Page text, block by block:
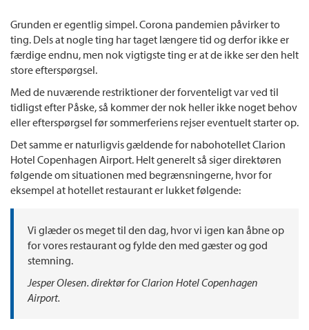
Grunden er egentlig simpel. Corona pandemien påvirker to
ting. Dels at nogle ting har taget længere tid og derfor ikke er
færdige endnu, men nok vigtigste ting er at de ikke ser den helt
store efterspørgsel.
Med de nuværende restriktioner der forventeligt var ved til
tidligst efter Påske, så kommer der nok heller ikke noget behov
eller efterspørgsel før sommerferiens rejser eventuelt starter op.
Det samme er naturligvis gældende for nabohotellet Clarion
Hotel Copenhagen Airport. Helt generelt så siger direktøren
følgende om situationen med begrænsningerne, hvor for
eksempel at hotellet restaurant er lukket følgende:
Vi glæder os meget til den dag, hvor vi igen kan åbne op
for vores restaurant og fylde den med gæster og god
stemning.
Jesper Olesen. direktør for Clarion Hotel Copenhagen
Airport.